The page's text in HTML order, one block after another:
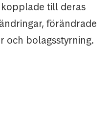
till deras
förändrade
och bolagsstyrning.